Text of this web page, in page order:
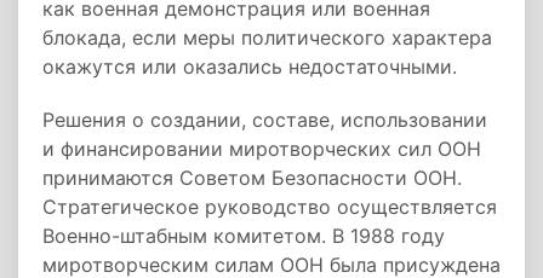
как военная демонстрация или военная
блокада, если меры политического характера
окажутся или оказались недостаточными.
Решения о создании, составе, использовании
и финансировании миротворческих сил ООН
принимаются Советом Безопасности ООН.
Стратегическое руководство осуществляется
Военно-штабным комитетом. В 1988 году
миротворческим силам ООН была присуждена